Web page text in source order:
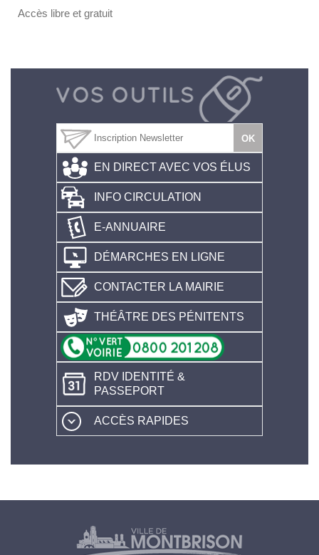
Accès libre et gratuit
EN DIRECT AVEC VOS ÉLUS
INFO CIRCULATION
E-ANNUAIRE
DÉMARCHES EN LIGNE
CONTACTER LA MAIRIE
THÉÂTRE DES PÉNITENTS
RDV IDENTITÉ &
PASSEPORT
ACCÈS RAPIDES